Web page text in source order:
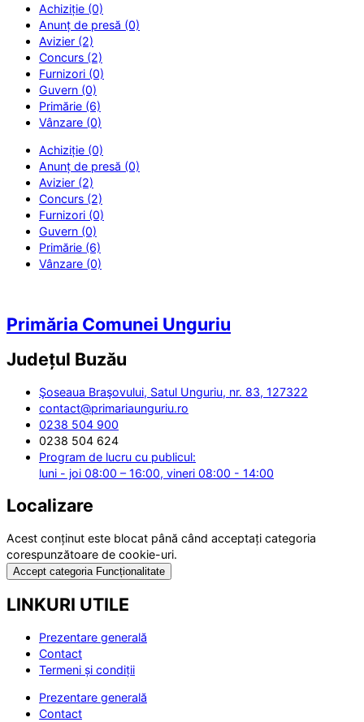
Achiziție (0)
Anunț de presă (0)
Avizier (2)
Concurs (2)
Furnizori (0)
Guvern (0)
Primărie (6)
Vânzare (0)
Achiziție (0)
Anunț de presă (0)
Avizier (2)
Concurs (2)
Furnizori (0)
Guvern (0)
Primărie (6)
Vânzare (0)
Primăria Comunei Unguriu
Județul Buzău
Şoseaua Braşovului, Satul Unguriu, nr. 83, 127322
contact@primariaunguriu.ro
0238 504 900
0238 504 624
Program de lucru cu publicul:
luni - joi 08:00 – 16:00, vineri 08:00 - 14:00
Localizare
Acest conținut este blocat până când acceptați categoria
corespunzătoare de cookie-uri.
Accept categoria Funcționalitate
LINKURI UTILE
Prezentare generală
Contact
Termeni și condiții
Prezentare generală
Contact